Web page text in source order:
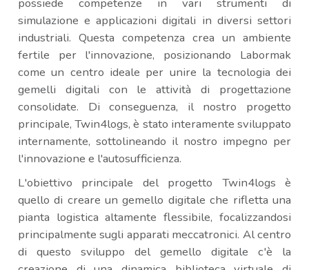
possiede competenze in vari strumenti di
simulazione e applicazioni digitali in diversi settori
industriali. Questa competenza crea un ambiente
fertile per l'innovazione, posizionando Labormak
come un centro ideale per unire la tecnologia dei
gemelli digitali con le attività di progettazione
consolidate. Di conseguenza, il nostro progetto
principale, Twin4logs, è stato interamente sviluppato
internamente, sottolineando il nostro impegno per
l'innovazione e l'autosufficienza.
L'obiettivo principale del progetto Twin4logs è
quello di creare un gemello digitale che rifletta una
pianta logistica altamente flessibile, focalizzandosi
principalmente sugli apparati meccatronici. Al centro
di questo sviluppo del gemello digitale c'è la